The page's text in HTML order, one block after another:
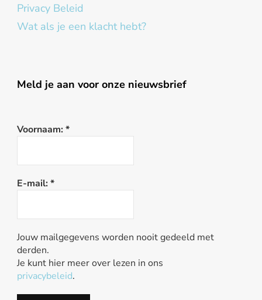
Privacy Beleid
Wat als je een klacht hebt?
Meld je aan voor onze nieuwsbrief
Voornaam: *
E-mail: *
Jouw mailgegevens worden nooit gedeeld met
derden.
Je kunt hier meer over lezen in ons
privacybeleid.